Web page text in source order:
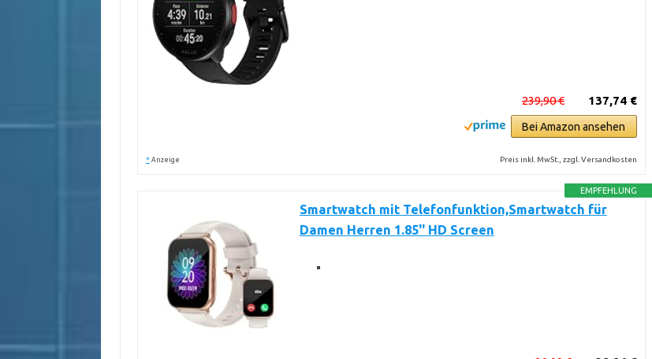
137,74 €
239,90 €
Bei Amazon ansehen
* Anzeige Preis inkl. MwSt., zzgl. Versandkosten
EMPFEHLUNG
Smartwatch mit Telefonfunktion,Smartwatch für
Damen Herren 1.85'' HD Screen